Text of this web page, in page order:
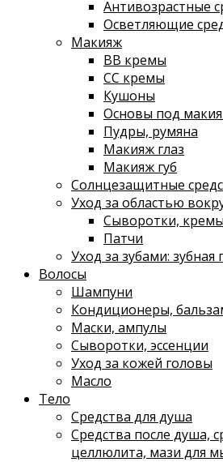
Антивозрастные
Осветляющие
Макияж
ВВ кремы
СС кремы
Кушоны
Основы под
Пудры, румяна
Макияж глаз
Макияж губ
Солнцезащитные
Уход за областью
Сыворотки, кремы
Патчи
Уход за зубами: зубная
Волосы
Шампуни
Кондиционеры,
Маски, ампулы
Сыворотки, эссенции
Уход за кожей головы
Масло
Тело
Средства для душа
Средства после душа,
целлюлита, мази для